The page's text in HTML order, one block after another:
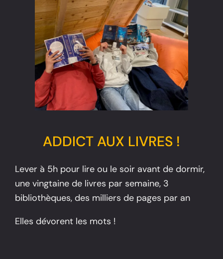
ADDICT AUX LIVRES !
Lever à 5h pour lire ou le soir avant de dormir,
une vingtaine de livres par semaine, 3
bibliothèques, des milliers de pages par an
Elles dévorent les mots !